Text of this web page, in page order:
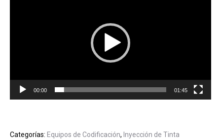
00:00 01:45
Categorías: Equipos de Codificación, Inyección de Tinta